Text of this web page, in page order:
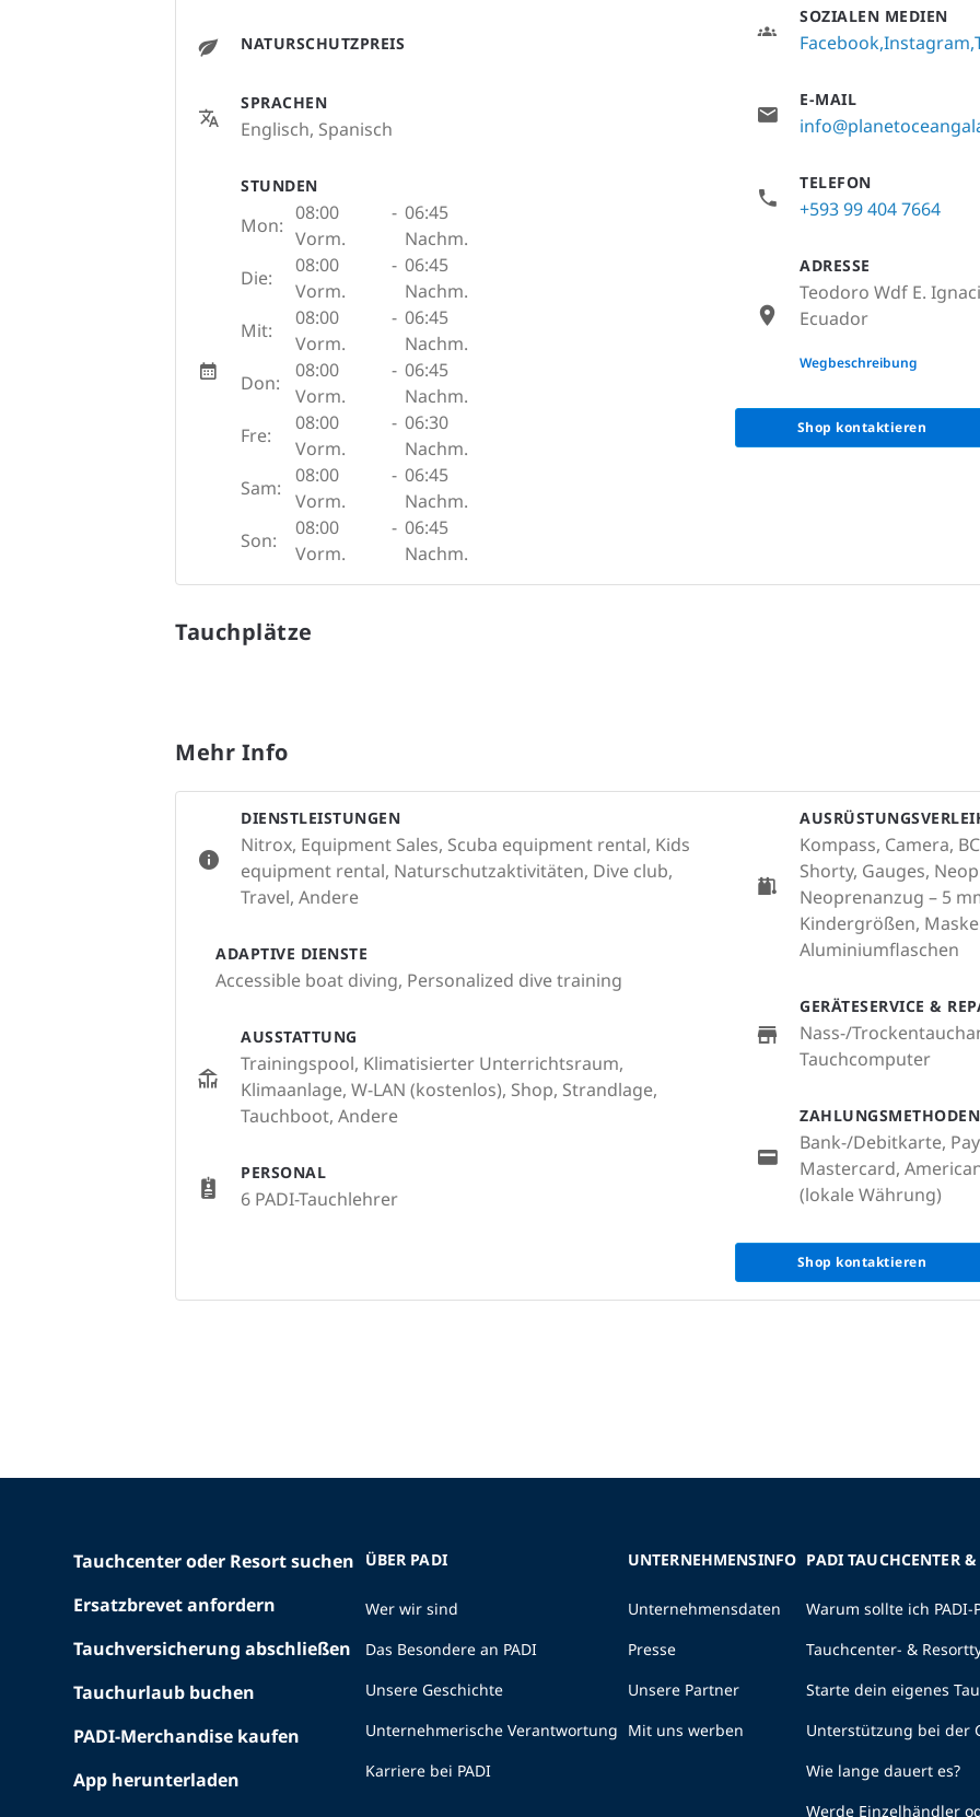
NATURSCHUTZPREIS
SPRACHEN
Englisch, Spanisch
STUNDEN
Mon:
08:00
Vorm.
- 06:45
Nachm.
Die:
08:00
Vorm.
- 06:45
Nachm.
Mit:
08:00
Vorm.
- 06:45
Nachm.
Don:
08:00
Vorm.
- 06:45
Nachm.
Fre:
08:00
Vorm.
- 06:30
Nachm.
Sam:
08:00
Vorm.
- 06:45
Nachm.
Son:
08:00
Vorm.
- 06:45
Nachm.
SOZIALEN MEDIEN
FacebookInstagram
E-MAIL
TELEFON
+593 99 404 7664
ADRESSE
Teodoro Wdf E.
Ecuador
None
Wegbeschreibung
Shop kontaktieren
Tauchplätze
Mehr Info
DIENSTLEISTUNGEN
Nitrox, Equipment Sales, Scuba equipment rental, Kids
equipment rental, Naturschutzaktivitäten, Dive club,
Travel, Andere
ADAPTIVE DIENSTE
Accessible boat diving, Personalized dive training
AUSSTATTUNG
Trainingspool, Klimatisierter Unterrichtsraum,
Klimaanlage, W-LAN (kostenlos), Shop, Strandlage,
Tauchboot, Andere
PERSONAL
6 PADI-Tauchlehrer
Kompass, Camera,
Shorty, Gauges,
Neoprenanzug – 5
Kindergrößen,
Aluminiumflaschen
GERÄTESERVICE &
Nass-/
Tauchcomputer
ZAHLUNGSMETHODEN
Bank-/Debitkarte,
Mastercard,
(lokale Währung)
Shop kontaktieren
Tauchcenter oder Resort suchen
Ersatzbrevet anfordern
Tauchversicherung abschließen
Tauchurlaub buchen
PADI-Merchandise kaufen
App herunterladen
ÜBER PADI
Wer wir sind
Das Besondere an PADI
Unsere Geschichte
Unternehmerische Verantwortung
Karriere bei PADI
UNTERNEHMENSINFO
Unternehmensdaten
Presse
Unsere Partner
Mit uns werben
PADI TAUCHCENTER &
Warum sollte ich
Tauchcenter- &
Starte dein eigenes
Unterstützung bei der
Wie lange dauert es?
Werde Einzelhändler